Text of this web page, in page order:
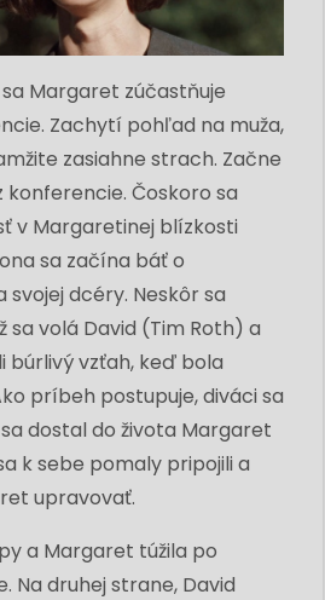
Margaret zúčastňuje
Zachytí pohľad na muža,
zasiahne strach. Začne
Čoskoro sa
v Margaretinej blízkosti
sa začína báť o
dcéry. Neskôr sa
sa volá David (Tim Roth) a
búrlivý vzťah, keď bola
príbeh postupuje, diváci sa
dostal do života Margaret
k sebe pomaly pripojili a
upravovať.
a Margaret túžila po
Na druhej strane, David